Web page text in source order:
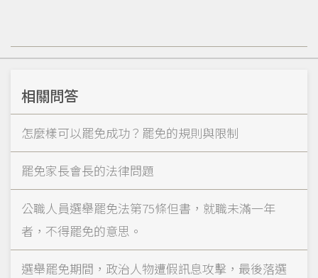
相關問答
怎麼樣可以罷免成功？罷免的規則與限制
罷免家長會長的法律問題
公職人員選舉罷免法第75條但書，就職未滿一年
者，不得罷免的意思。
選舉罷免期間，政治人物遭假訊息攻擊，最後落選